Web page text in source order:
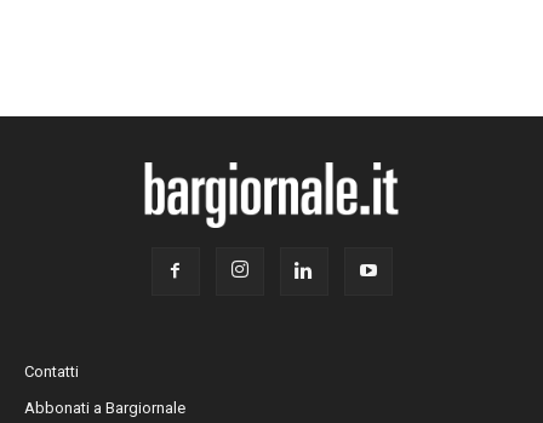
Contatti
Abbonati a Bargiornale